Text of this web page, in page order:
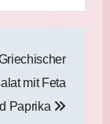
mit Feta
Paprika